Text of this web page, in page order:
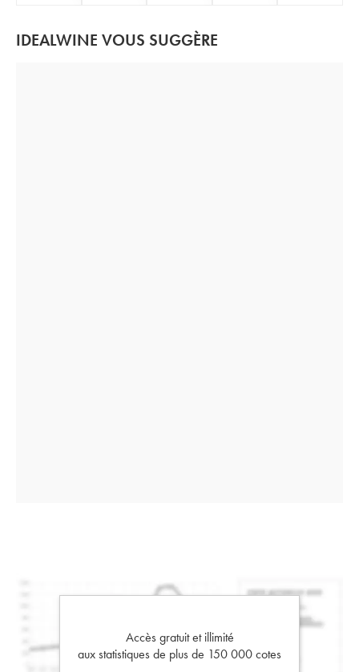
IDEALWINE VOUS SUGGÈRE
Accès gratuit et illimité
aux statistiques de plus de 150 000 cotes